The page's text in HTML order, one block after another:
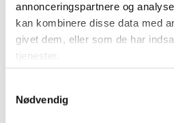
annonceringspartnere og
kan kombinere disse data med
givet dem, eller som de har
tjenester.
Nødvendig
Andre kunder købte
Køb mere og spar